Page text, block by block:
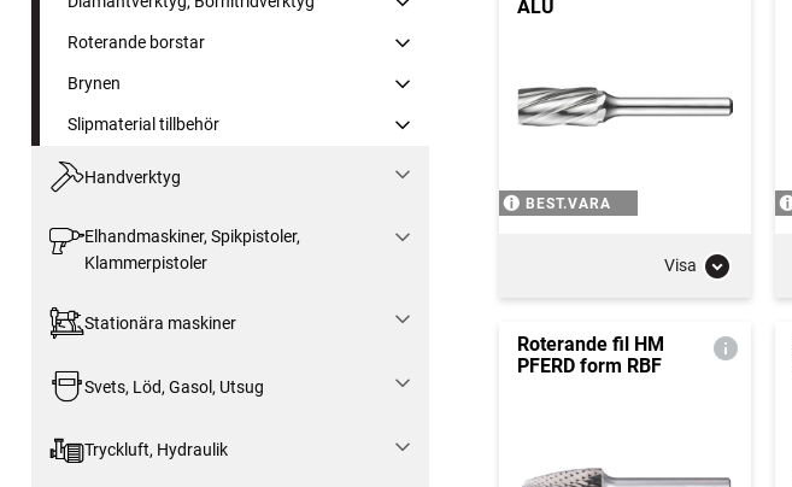
Roterande borstar
Brynen
Slipmaterial tillbehör
Handverktyg
Elhandmaskiner, Spikpistoler,
Klammerpistoler
Stationära maskiner
Svets, Löd, Gasol, Utsug
Tryckluft, Hydraulik
ALU
BEST.VARA
Visa
Roterande fil HM
PFERD form RBF